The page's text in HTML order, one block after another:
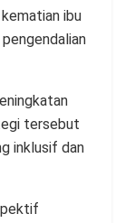
ibu
tersebut
inklusif dan